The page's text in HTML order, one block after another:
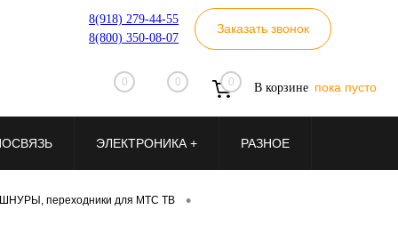
8(918) 279-44-55
8(800) 350-08-07
Заказать звонок
0 0 0 В корзине пока пусто
ЭЛЕКТРОНИКА + РАЗНОЕ
переходники для МТС ТВ •